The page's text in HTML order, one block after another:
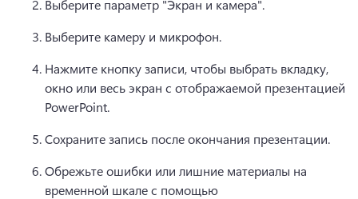
Выберите параметр "Экран и камера".
Выберите камеру и микрофон.
Нажмите кнопку записи, чтобы выбрать вкладку,
окно или весь экран с отображаемой презентацией
PowerPoint.
Сохраните запись после окончания презентации.
Обрежьте ошибки или лишние материалы на
временной шкале с помощью